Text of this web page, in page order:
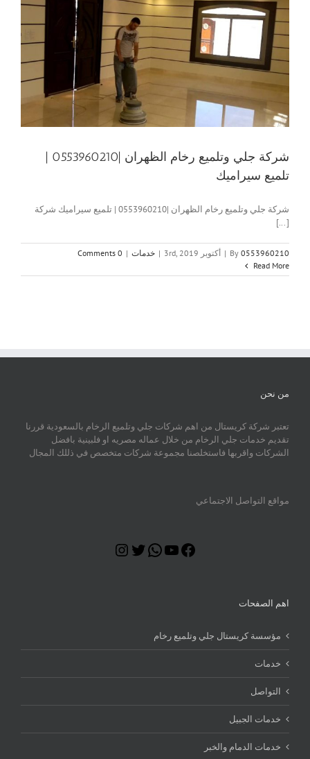
شركة جلي وتلميع رخام الظهران |0553960210 |
تلميع سيراميك
شركة جلي وتلميع رخام الظهران |0553960210 | تلميع سيراميك شركة
[...]
By 0553960210
| أكتوبر 3rd, 2019 | خدمات |
0 Comments
Read More
من نحن
تعتبر شركة كريستال من اهم شركات جلي وتلميع الرخام بالسعودية قررنا
تقديم خدمات جلي الرخام من خلال عماله مصريه او فلبينية بافضل
الشركات واقربها فاستخلصنا مجموعة شركات متخصص في ذللك المجال
مواقع التواصل الاجتماعي
Facebook
YouTube
WhatsApp
Twitter
اهم الصفحات
مؤسسة كريستال جلي وتلميع رخام
خدمات
التواصل
خدمات الجبيل
خدمات الدمام والخبر